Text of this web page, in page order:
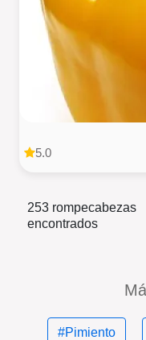
5.0
253 rompecabezas
encontrados
#Pimiento